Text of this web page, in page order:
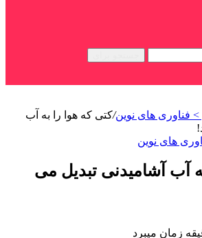
> فناوری های نوین/کتی که هوا را به آب
های نوین
آب آشامیدنی تبدیل می